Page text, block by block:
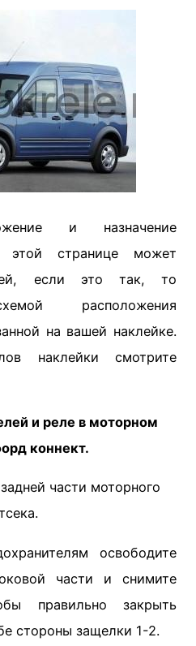
и назначение
этой странице может
если это так, то
расположения
на вашей наклейке.
наклейки смотрите
и реле в моторном
коннект.
части моторного
освободите
части и снимите
правильно закрыть
стороны защелки 1-2.